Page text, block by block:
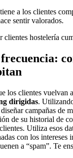
a los clientes
sentir valorados.
los clientes vuelvan
dirigidas.
campañas de
de su historial de
Utiliza esos
con los intereses
a “spam”. Te